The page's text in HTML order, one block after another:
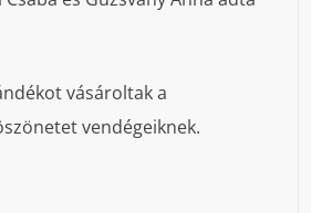
vásároltak a
vendégeiknek.